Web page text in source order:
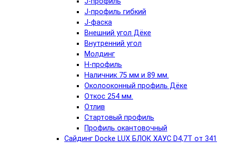
J-профиль гибкий
J-фаска
Внешний угол Дёке
Внутренний угол
Молдинг
Н-профиль
Наличник 75 мм и 89 мм.
Околооконный профиль Дёке
Откос 254 мм.
Отлив
Стартовый профиль
Профиль окантовочный
Сайдинг Docke LUX БЛОК ХАУС D4,7T от 341